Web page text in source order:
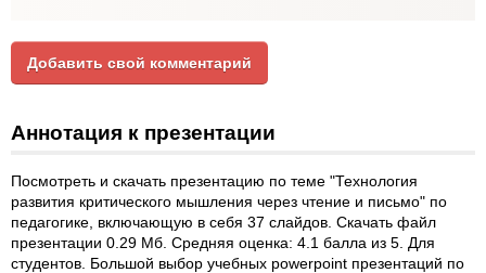
Добавить свой комментарий
Аннотация к презентации
Посмотреть и скачать презентацию по теме "Технология
развития критического мышления через чтение и письмо" по
педагогике, включающую в себя 37 слайдов. Скачать файл
презентации 0.29 Мб. Средняя оценка: 4.1 балла из 5. Для
студентов. Большой выбор учебных powerpoint презентаций по